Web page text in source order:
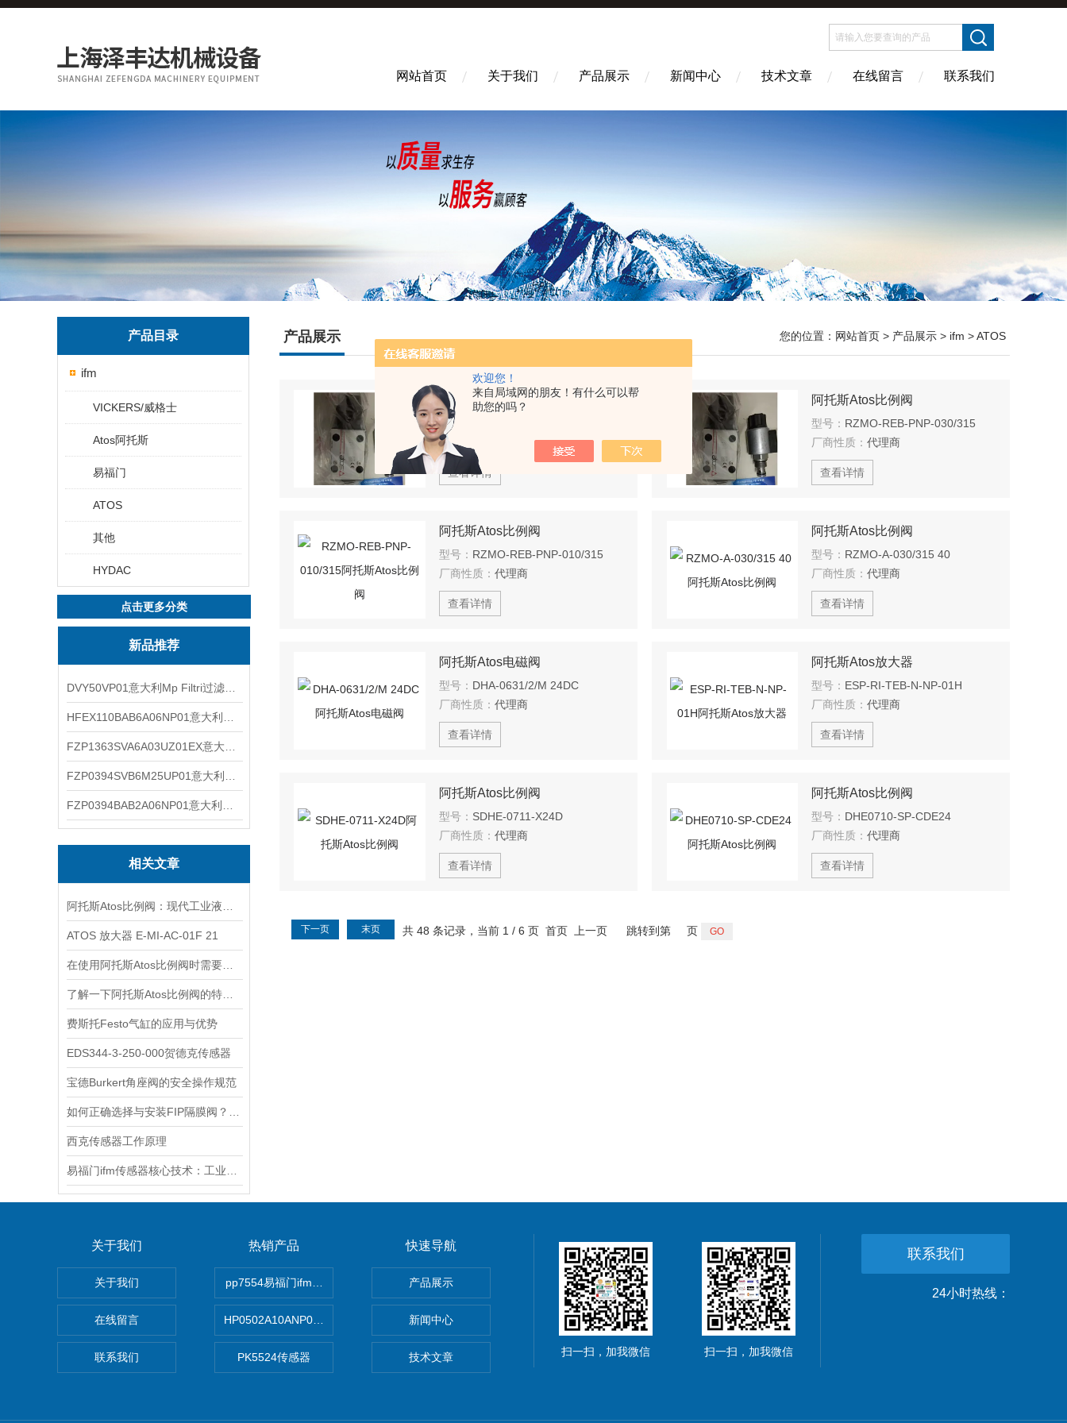
欢迎您！
来自局域网的朋友！有什么可以帮
助您的吗？
网站首页 关于我们 产品展示 新闻中心 技术文章 在线留言 联系我们
产品目录
ifm
VICKERS/威格士
Atos阿托斯
易福门
ATOS
其他
HYDAC
点击更多分类
新品推荐
相关文章
ATOS 放大器 E-MI-AC-01F 21
费斯托Festo气缸的应用与优势
EDS344-3-250-000贺德克传感器
宝德Burkert角座阀的安全操作规范
西克传感器工作原理
产品展示 您的位置： 网站首页 > 产品展示 > ifm >ATOS
阿托斯Atos比例阀
型号：
厂商性质：
查看详情
阿托斯Atos比例阀
型号： RZMO-REB-PNP-030/315
厂商性质： 代理商
查看详情
阿托斯Atos比例阀
型号： RZMO-REB-PNP-010/315
厂商性质： 代理商
查看详情
阿托斯Atos比例阀
型号： RZMO-A-030/315 40
厂商性质： 代理商
查看详情
阿托斯Atos电磁阀
型号： DHA-0631/2/M 24DC
厂商性质： 代理商
查看详情
阿托斯Atos放大器
型号： ESP-RI-TEB-N-NP-01H
厂商性质： 代理商
查看详情
阿托斯Atos比例阀
型号： SDHE-0711-X24D
厂商性质： 代理商
查看详情
阿托斯Atos比例阀
型号： DHE0710-SP-CDE24
厂商性质： 代理商
查看详情
共 48 条记录，当前 1 / 6 页 首页 上一页
下一页 末页 跳转到第 页
关于我们
关于我们
在线留言
联系我们
热销产品
pp7554易福门ifm传感器
HP0502A10ANP01滤芯 Mp Filtri
PK5524传感器
快速导航
产品展示
新闻中心
技术文章 扫一扫，加我微信 扫一扫，加我微信
联系我们
24小时热线：